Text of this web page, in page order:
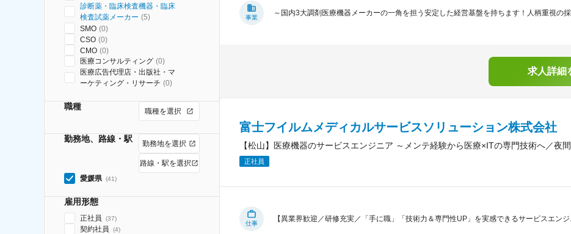
診断薬・臨床検査機器・臨床
検査試薬メーカー (5)
SMO (0)
CSO (0)
CMO (0)
医療コンサルティング (0)
医療広告代理店・出版社・マ
ーケティング・リサーチ (0)
職種 職種を選択
勤務地、路線・駅 勤務地を選択
路線・駅を選択
愛媛県 (41)
雇用形態
正社員 (37)
契約社員 (4)
事業
～国内3大調剤医療機器メーカーの一角を担う安定した経営基盤を持ちます！人柄重視の
求人詳細
富士フイルムメディカルサービスソリューション株式会社
【松山】医療機器のサービスエンジニア ～メンテ経験から医療×ITの専門技術へ／夜
正社員
仕事
【異業界歓迎／研修充実／「手に職」「技術力＆専門性UP」を実感できるサービスエン